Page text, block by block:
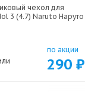
чехол для
3 (4.7) Naruto Наруто
по акции
290 ₽